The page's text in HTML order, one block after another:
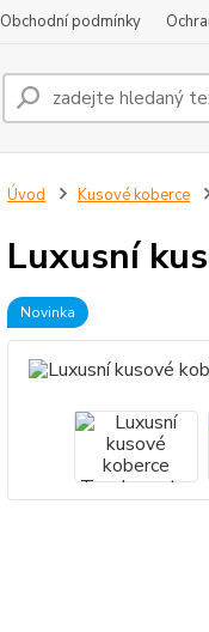
Obchodní podmínky
Úvod Kusové koberce
Luxusní
Novinka